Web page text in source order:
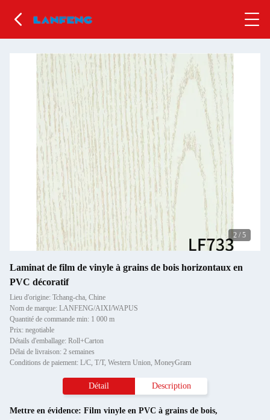
2 / 5
Laminat de film de vinyle à grains de bois horizontaux en
PVC décoratif
Lieu d'origine: Tchang-cha, Chine
Nom de marque: LANFENG/AIXI/WAPUS
Quantité de commande min: 1 000 m
Prix: negotiable
Détails d'emballage: Roll+Carton
Délai de livraison: 2 semaines
Conditions de paiement: L/C, T/T, Western Union, MoneyGram
Détail Description
Mettre en évidence: Film vinyle en PVC à grains de bois,